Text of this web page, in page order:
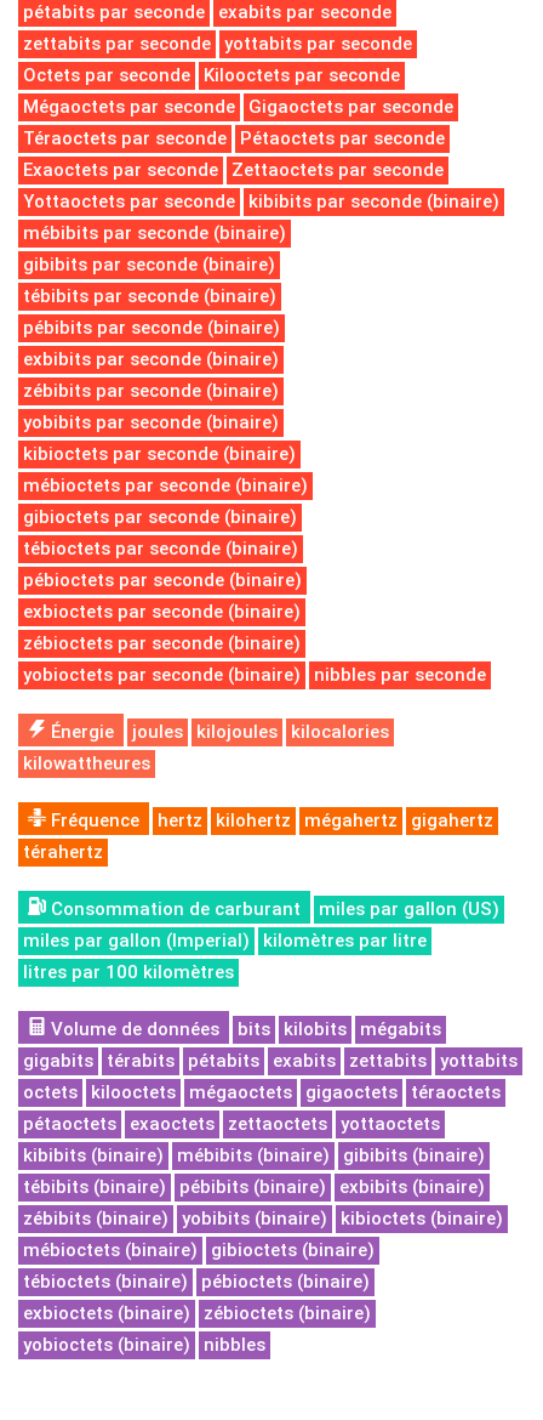
pétabits par seconde
exabits par seconde
zettabits par seconde
yottabits par seconde
Octets par seconde
Kilooctets par seconde
Mégaoctets par seconde
Gigaoctets par seconde
Téraoctets par seconde
Pétaoctets par seconde
Exaoctets par seconde
Zettaoctets par seconde
Yottaoctets par seconde
kibibits par seconde (binaire)
mébibits par seconde (binaire)
gibibits par seconde (binaire)
tébibits par seconde (binaire)
pébibits par seconde (binaire)
exbibits par seconde (binaire)
zébibits par seconde (binaire)
yobibits par seconde (binaire)
kibioctets par seconde (binaire)
mébioctets par seconde (binaire)
gibioctets par seconde (binaire)
tébioctets par seconde (binaire)
pébioctets par seconde (binaire)
exbioctets par seconde (binaire)
zébioctets par seconde (binaire)
yobioctets par seconde (binaire)
nibbles par seconde
Énergie joules kilojoules
kilocalories
kilowattheures
Fréquence hertz kilohertz mégahertz
gigahertz
térahertz
Consommation de carburant
miles par gallon (US)
miles par gallon (Imperial)
kilomètres par litre
litres par 100 kilomètres
Volume de données bits kilobits
mégabits
gigabits
térabits pétabits exabits zettabits
yottabits
octets
kilooctets mégaoctets gigaoctets
téraoctets
pétaoctets
exaoctets zettaoctets
yottaoctets
kibibits (binaire)
mébibits (binaire)
gibibits (binaire)
tébibits (binaire)
pébibits (binaire)
exbibits (binaire)
zébibits (binaire)
yobibits (binaire)
kibioctets (binaire)
mébioctets (binaire)
gibioctets (binaire)
tébioctets (binaire)
pébioctets (binaire)
exbioctets (binaire)
zébioctets (binaire)
yobioctets (binaire)
nibbles